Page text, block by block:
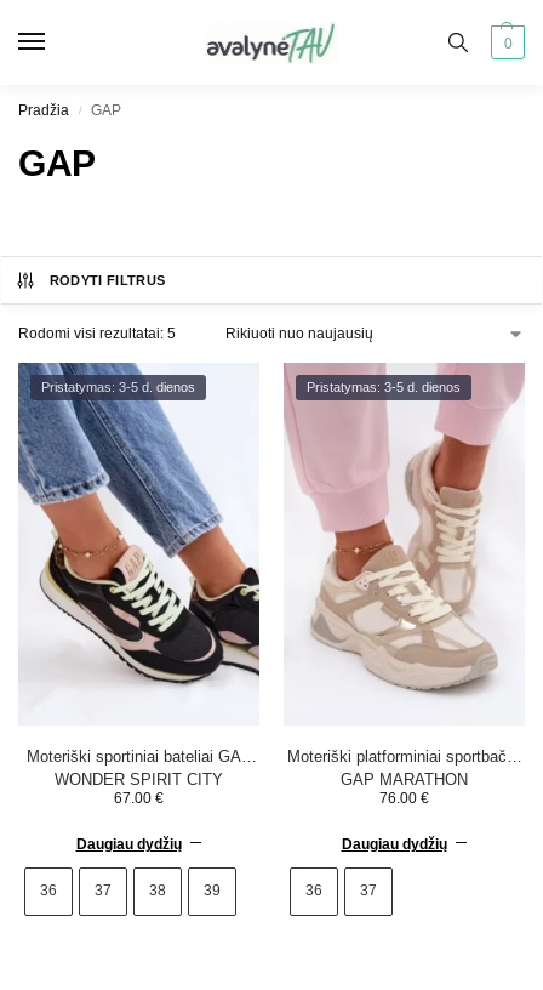
0
Pradžia / GAP
GAP
RODYTI FILTRUS
Rodomi visi rezultatai: 5
Pristatymas: 3-5 d. dienos
Moteriški sportiniai bateliai GAP
WONDER SPIRIT CITY
GP6135290003 Juodi
67.00 €
Daugiau dydžių
36 37 38 39
Pristatymas: 3-5 d. dienos
Moteriški platforminiai sportbačiai
GAP MARATHON
GPW6154923895 smėlio spalvos
76.00 €
Daugiau dydžių
36 37